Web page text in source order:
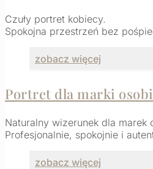
Czuły portret kobiecy.
Spokojna przestrzeń bez
zobacz więcej
Portret dla marki
Naturalny wizerunek dla marek
Profesjonalnie, spokojnie i
zobacz więcej